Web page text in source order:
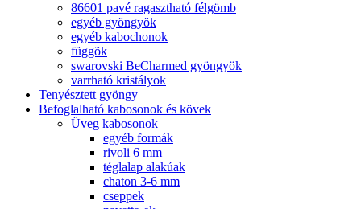
86601 pavé ragasztható félgömb
egyéb gyöngyök
egyéb kabochonok
függõk
swarovski BeCharmed gyöngyök
varrható kristályok
Tenyésztett gyöngy
Befoglalható kabosonok és kövek
Üveg kabosonok
egyéb formák
rivoli 6 mm
téglalap alakúak
chaton 3-6 mm
cseppek